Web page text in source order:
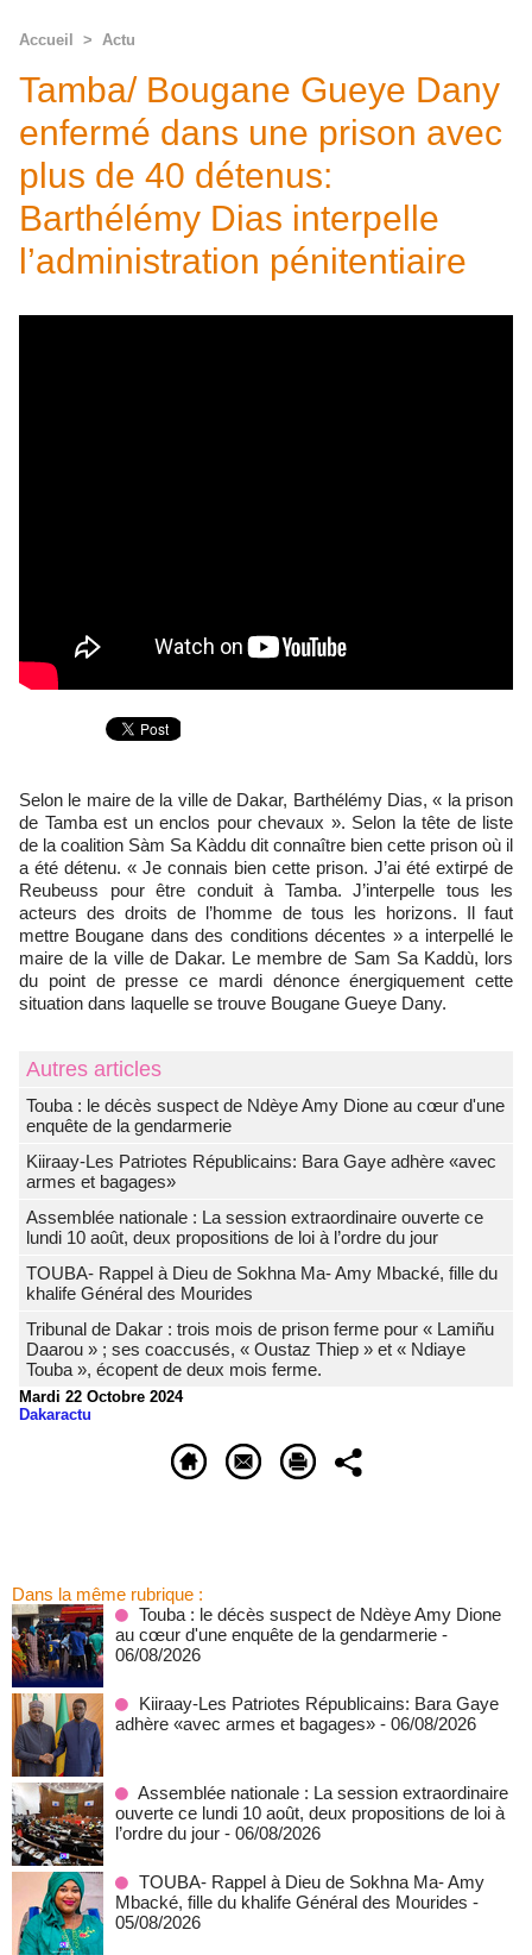
Accueil > Actu
Tamba/ Bougane Gueye Dany
enfermé dans une prison avec
plus de 40 détenus:
Barthélémy Dias interpelle
l’administration pénitentiaire
Selon le maire de la ville de Dakar, Barthélémy Dias, « la prison
de Tamba est un enclos pour chevaux ». Selon la tête de liste
de la coalition Sàm Sa Kàddu dit connaître bien cette prison où il
a été détenu. « Je connais bien cette prison. J’ai été extirpé de
Reubeuss pour être conduit à Tamba. J’interpelle tous les
acteurs des droits de l’homme de tous les horizons. Il faut
mettre Bougane dans des conditions décentes » a interpellé le
maire de la ville de Dakar. Le membre de Sam Sa Kaddù, lors
du point de presse ce mardi dénonce énergiquement cette
situation dans laquelle se trouve Bougane Gueye Dany.
Autres articles
Touba : le décès suspect de Ndèye Amy Dione au cœur d'une
enquête de la gendarmerie
Kiiraay-Les Patriotes Républicains: Bara Gaye adhère «avec
armes et bagages»
Assemblée nationale : La session extraordinaire ouverte ce
lundi 10 août, deux propositions de loi à l’ordre du jour
TOUBA- Rappel à Dieu de Sokhna Ma- Amy Mbacké, fille du
khalife Général des Mourides
Tribunal de Dakar : trois mois de prison ferme pour « Lamiñu
Daarou » ; ses coaccusés, « Oustaz Thiep » et « Ndiaye
Touba », écopent de deux mois ferme.
Mardi 22 Octobre 2024
Dakaractu
Dans la même rubrique :
Touba : le décès suspect de Ndèye Amy Dione
au cœur d'une enquête de la gendarmerie -
06/08/2026
Kiiraay-Les Patriotes Républicains: Bara Gaye
adhère «avec armes et bagages» - 06/08/2026
Assemblée nationale : La session extraordinaire
ouverte ce lundi 10 août, deux propositions de loi à
l’ordre du jour - 06/08/2026
TOUBA- Rappel à Dieu de Sokhna Ma- Amy
Mbacké, fille du khalife Général des Mourides -
05/08/2026